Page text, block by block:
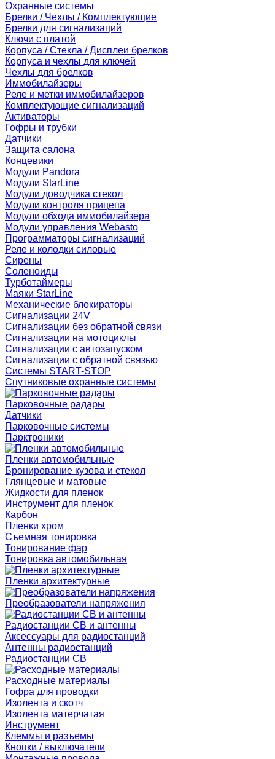
Охранные системы
Брелки / Чехлы / Комплектующие
Брелки для сигнализаций
Ключи с платой
Корпуса / Стекла / Дисплеи брелков
Корпуса и чехлы для ключей
Чехлы для брелков
Иммобилайзеры
Реле и метки иммобилайзеров
Комплектующие сигнализаций
Активаторы
Гофры и трубки
Датчики
Защита салона
Концевики
Модули Pandora
Модули StarLine
Модули доводчика стекол
Модули контроля прицепа
Модули обхода иммобилайзера
Модули управления Webasto
Программаторы сигнализаций
Реле и колодки силовые
Сирены
Соленоиды
Турботаймеры
Маяки StarLine
Механические блокираторы
Сигнализации 24V
Сигнализации без обратной связи
Сигнализации на мотоциклы
Сигнализации с автозапуском
Сигнализации с обратной связью
Системы START-STOP
Спутниковые охранные системы
Парковочные радары
Датчики
Парковочные системы
Парктроники
Пленки автомобильные
Бронирование кузова и стекол
Глянцевые и матовые
Жидкости для пленок
Инструмент для пленок
Карбон
Пленки хром
Съемная тонировка
Тонирование фар
Тонировка автомобильная
Пленки архитектурные
Преобразователи напряжения
Радиостанции CB и антенны
Аксессуары для радиостанций
Антенны радиостанций
Радиостанции CB
Расходные материалы
Гофра для проводки
Изолента и скотч
Изолента матерчатая
Инструмент
Клеммы и разъемы
Кнопки / выключатели